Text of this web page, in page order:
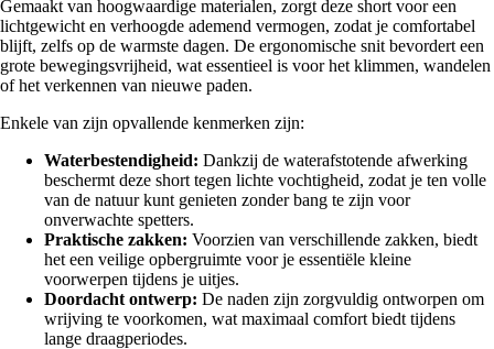
Gemaakt van hoogwaardige materialen, zorgt deze short voor een
lichtgewicht en verhoogde ademend vermogen, zodat je comfortabel
blijft, zelfs op de warmste dagen. De ergonomische snit bevordert een
grote bewegingsvrijheid, wat essentieel is voor het klimmen, wandelen
of het verkennen van nieuwe paden.
Enkele van zijn opvallende kenmerken zijn:
Waterbestendigheid: Dankzij de waterafstotende afwerking
beschermt deze short tegen lichte vochtigheid, zodat je ten volle
van de natuur kunt genieten zonder bang te zijn voor
onverwachte spetters.
Praktische zakken: Voorzien van verschillende zakken, biedt
het een veilige opbergruimte voor je essentiële kleine
voorwerpen tijdens je uitjes.
Doordacht ontwerp: De naden zijn zorgvuldig ontworpen om
wrijving te voorkomen, wat maximaal comfort biedt tijdens
lange draagperiodes.